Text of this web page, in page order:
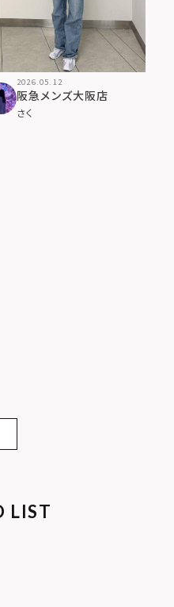
2026.05.12
阪急メンズ大阪店
さく
LIST